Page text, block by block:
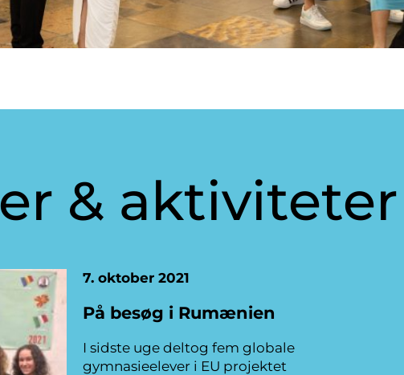
& aktiviteter
På besøg i Rumænien
7. oktober 2021
I sidste uge deltog fem globale
gymnasieelever i EU projektet